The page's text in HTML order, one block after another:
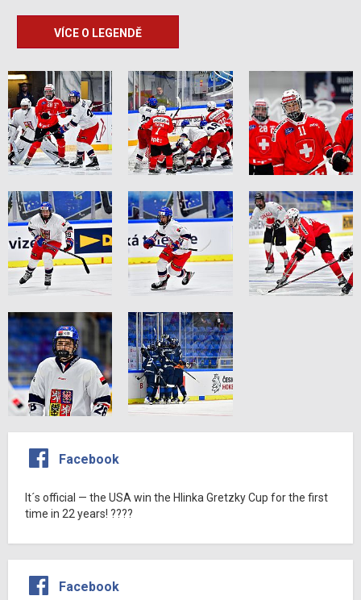
VÍCE O LEGENDĚ
Facebook
It´s official — the USA win the Hlinka Gretzky Cup for the first
time in 22 years! ????
Facebook